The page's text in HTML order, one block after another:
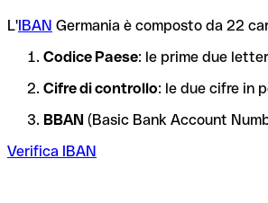
L'IBAN Germania è composto da 22
Codice Paese: le prime due
Cifre di controllo: le due cifre in
BBAN (Basic Bank Account
Verifica IBAN